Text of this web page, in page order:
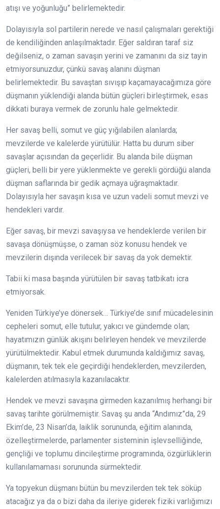
atışı ve yoğunluğu” belirlemektedir.
Dolayısıyla sol partilerin nerede ve nasıl çalışmaları gerektiği
de kendiliğinden anlaşılmaktadır. Eğer saldıran taraf siz
değilseniz, o zaman savaşın yerini ve zamanını da siz tayin
etmiyorsunuzdur, çünkü savaş alanını düşman
belirlemektedir. Bu savaştan sıvışıp kaçamayacağımıza göre
düşmanın yüklendiği alanda bütün güçleri birleştirmek, esas
dikkati buraya vermek de zorunlu hale gelmektedir.
Her savaş belli, somut ve güç yığılabilen alanlarda;
mevzilerde ve kalelerde yürütülür. Hatta bu durum siber
savaşlar açısından da geçerlidir. Bu alanda bile düşman
güçleri, belli bir yere yüklenmekte ve gerekli gördüğü alanda
düşman saflarında bir gedik açmaya uğraşmaktadır.
Dolayısıyla her savaşın kısa ve uzun vadeli somut mevzi ve
hendekleri vardır.
Eğer savaş, bir mevzi savaşıysa ve hendeklerde verilen bir
savaşa dönüşmüşse, o zaman söz konusu hendek ve
mevzilerin dışında verilecek bir savaş da yok demektir.
Tabii ki masa başında yürütülen bir savaş tatbikatı icra
etmiyorsak.
Yeniden Türkiye’ye dönersek… Türkiye’de sınıf mücadelesinin
cepheleri somut, elle tutulur, yakıcı ve gündemde olan;
hayatımızın günlük akışını belirleyen hendek ve mevzilerde
yürütülmektedir. Kabul etmek durumunda kaldığımız savaş,
düşmanın, tek tek ele geçirdiği hendeklerden, mevzilerden,
kalelerden atılmasıyla kazanılacaktır.
Hendek ve mevzi savaşına girmeden kazanılmış herhangi bir
savaş tarihte görülmemiştir. Savaş şu anda “Andımız”da, 29
Ekim’de, 23 Nisan’da, laiklik sorununda, eğitim alanında,
özelleştirmelerde, parlamenter sisteminin işlevselliğinde,
gençliği ve toplumu dincileştirme programında, özgürlüklerin
kullanılamaması sorununda sürmektedir.
Ya topyekun düşmanı bütün bu mevzilerden tek tek söküp
atacağız ya da o bizi daha da ileriye giderek fiziki varlığımızı